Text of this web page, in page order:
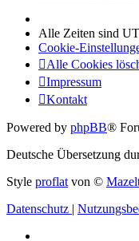
Alle Zeiten sind
Cookie-
Alle Cookies
Impressum
Kontakt
Powered by phpBB®
Deutsche Übersetzung
Style proflat von ©
Datenschutz |